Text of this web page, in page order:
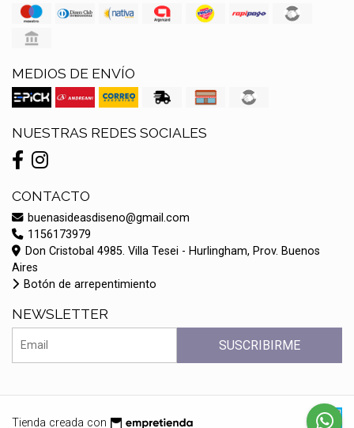
MEDIOS DE ENVÍO
NUESTRAS REDES SOCIALES
CONTACTO
buenasideasdiseno@gmail.com
1156173979
Don Cristobal 4985. Villa Tesei - Hurlingham, Prov. Buenos
Aires
Botón de arrepentimiento
NEWSLETTER
SUSCRIBIRME
Tienda creada con